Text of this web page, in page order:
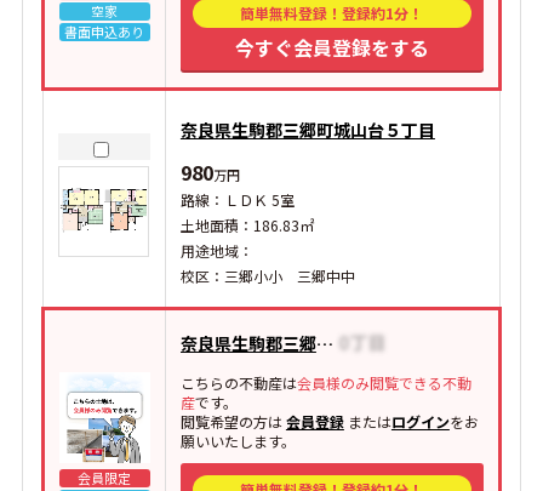
空家
書面申込あり
簡単無料登録！登録約1分！
今すぐ会員登録をする
奈良県生駒郡三郷町城山台５丁目
980万円
路線：ＬＤＫ 5室
土地面積：186.83㎡
用途地域：
校区：三郷小小 三郷中中
会員限定
奈良県生駒郡三郷町立野北
こちらの不動産は会員様のみ閲覧できる不動
産です。
閲覧希望の方は会員登録またはログインをお
願いいたします。